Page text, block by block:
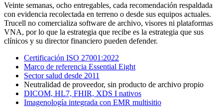
Veinte semanas, ocho entregables, cada recomendación respaldada
con evidencia recolectada en terreno o desde sus equipos actuales.
Trucell no comercializa software de archivo, visores ni plataformas
VNA, por lo que la estrategia que recibe es la estrategia que sus
clínicos y su director financiero pueden defender.
Certificación ISO 27001:2022
Marco de referencia Essential Eight
Sector salud desde 2011
Neutralidad de proveedor, sin producto de archivo propio
DICOM, HL7, FHIR, XDS I nativos
Imagenología integrada con EMR multisitio